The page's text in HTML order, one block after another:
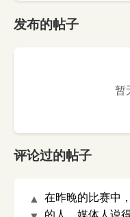
发布的帖子
暂
评论过的帖子
▲
在昨晚的比赛中
的人，媒体人说